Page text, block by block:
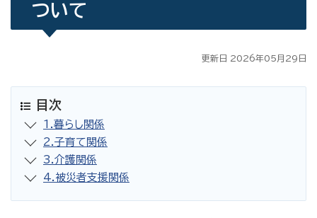
ついて
更新日 2026年05月29日
目次
1.暮らし関係
2.子育て関係
3.介護関係
4.被災者支援関係